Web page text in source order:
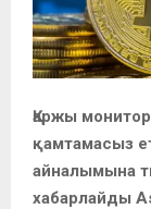
Қаржы
қамтамасыз
айналымына
хабарлайды